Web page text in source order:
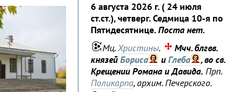
6 августа 2026 г. ( 24 июля
ст.ст.), четверг. Седмица 10-я по
Пятидесятнице.Поста нет.
Мц.Христины.
Мчч. блгвв.
князейБориса иГлеба
, во св.
Крещении Романа и Давида. Прп.
Поликарпа, архим. Печерского.